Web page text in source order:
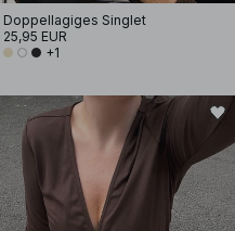
Doppellagiges Singlet
25,95 EUR
+1